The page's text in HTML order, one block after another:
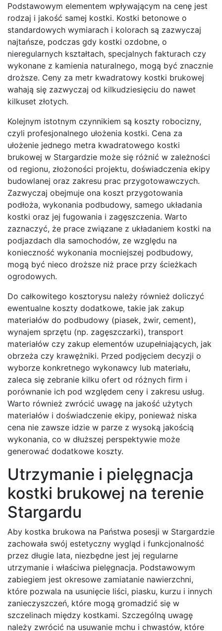
Podstawowym elementem wpływającym na cenę jest
rodzaj i jakość samej kostki. Kostki betonowe o
standardowych wymiarach i kolorach są zazwyczaj
najtańsze, podczas gdy kostki ozdobne, o
nieregularnych kształtach, specjalnych fakturach czy
wykonane z kamienia naturalnego, mogą być znacznie
droższe. Ceny za metr kwadratowy kostki brukowej
wahają się zazwyczaj od kilkudziesięciu do nawet
kilkuset złotych.
Kolejnym istotnym czynnikiem są koszty robocizny,
czyli profesjonalnego ułożenia kostki. Cena za
ułożenie jednego metra kwadratowego kostki
brukowej w Stargardzie może się różnić w zależności
od regionu, złożoności projektu, doświadczenia ekipy
budowlanej oraz zakresu prac przygotowawczych.
Zazwyczaj obejmuje ona koszt przygotowania
podłoża, wykonania podbudowy, samego układania
kostki oraz jej fugowania i zagęszczenia. Warto
zaznaczyć, że prace związane z układaniem kostki na
podjazdach dla samochodów, ze względu na
konieczność wykonania mocniejszej podbudowy,
mogą być nieco droższe niż prace przy ścieżkach
ogrodowych.
Do całkowitego kosztorysu należy również doliczyć
ewentualne koszty dodatkowe, takie jak zakup
materiałów do podbudowy (piasek, żwir, cement),
wynajem sprzętu (np. zagęszczarki), transport
materiałów czy zakup elementów uzupełniających, jak
obrzeża czy krawężniki. Przed podjęciem decyzji o
wyborze konkretnego wykonawcy lub materiału,
zaleca się zebranie kilku ofert od różnych firm i
porównanie ich pod względem ceny i zakresu usług.
Warto również zwrócić uwagę na jakość użytych
materiałów i doświadczenie ekipy, ponieważ niska
cena nie zawsze idzie w parze z wysoką jakością
wykonania, co w dłuższej perspektywie może
generować dodatkowe koszty.
Utrzymanie i pielęgnacja
kostki brukowej na terenie
Stargardu
Aby kostka brukowa na Państwa posesji w Stargardzie
zachowała swój estetyczny wygląd i funkcjonalność
przez długie lata, niezbędne jest jej regularne
utrzymanie i właściwa pielęgnacja. Podstawowym
zabiegiem jest okresowe zamiatanie nawierzchni,
które pozwala na usunięcie liści, piasku, kurzu i innych
zanieczyszczeń, które mogą gromadzić się w
szczelinach między kostkami. Szczególną uwagę
należy zwrócić na usuwanie mchu i chwastów, które